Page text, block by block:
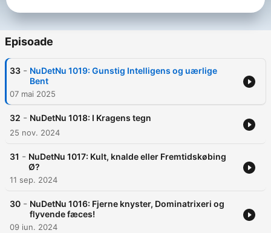
Episoade
33 - NuDetNu 1019: Gunstig Intelligens og uærlige
Bent
07 mai 2025
32 - NuDetNu 1018: I Kragens tegn
25 nov. 2024
31 - NuDetNu 1017: Kult, knalde eller Fremtidskøbing
Ø?
11 sep. 2024
30 - NuDetNu 1016: Fjerne knyster, Dominatrixeri og
flyvende fæces!
09 iun. 2024